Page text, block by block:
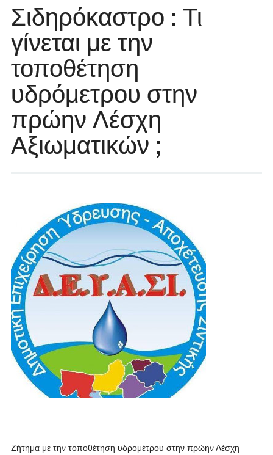
Σιδηρόκαστρο : Τι
γίνεται με την
τοποθέτηση
υδρόμετρου στην
πρώην Λέσχη
Αξιωματικών ;
Ζήτημα με την τοποθέτηση υδρομέτρου στην πρώην Λέσχη